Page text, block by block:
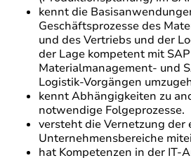
kennt die
Geschäftsprozesse des
und des Vertriebs und der
der Lage kompetent mit SAP
Materialmanagement- und
Logistik-Vorgängen
kennt Abhängigkeiten zu
notwendige Folgeprozesse.
versteht die Vernetzung der
Unternehmensbereiche
hat Kompetenzen in der IT-